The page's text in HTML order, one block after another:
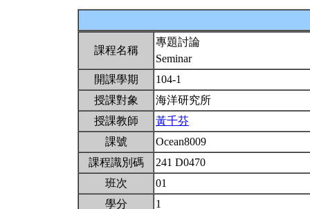
課程名稱
專題討論
Seminar
開課學期
104-1
授課對象
海洋研究所
授課教師
黃千芬
課號
Ocean8009
課程識別碼
241 D0470
班次
01
學分
1